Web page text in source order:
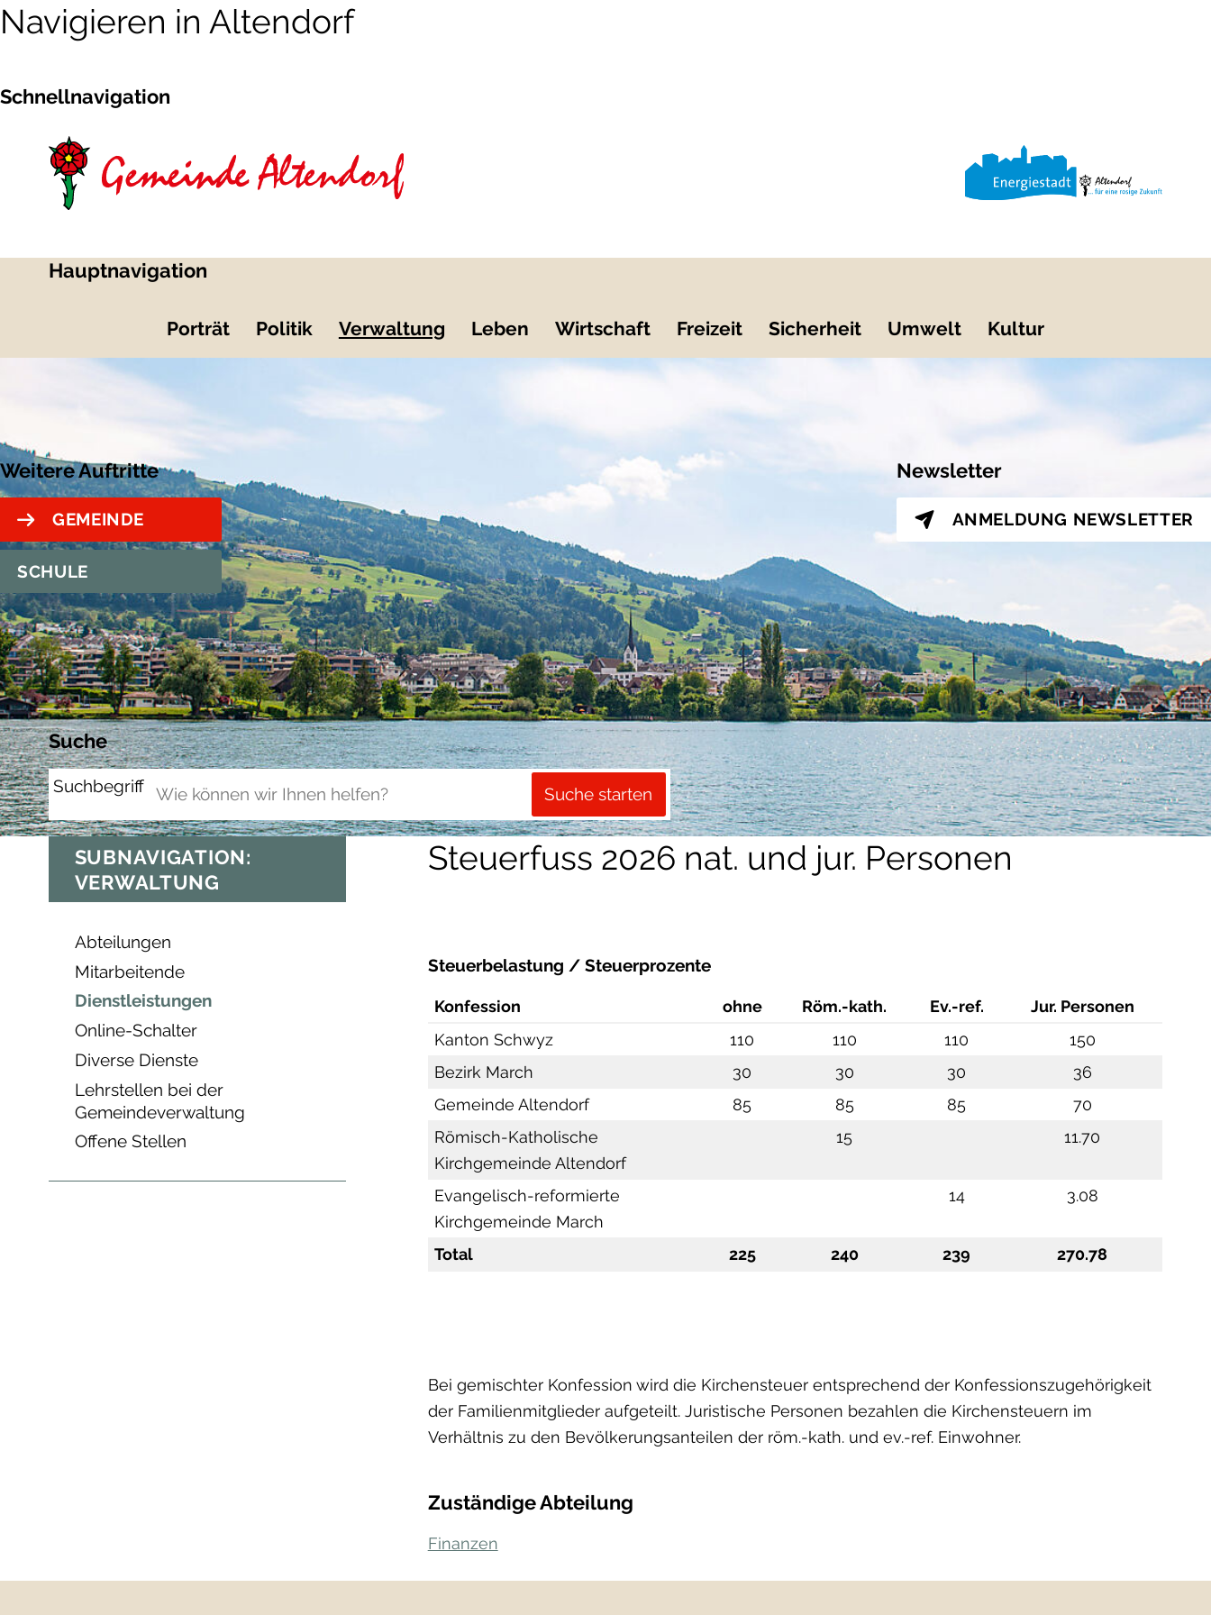
Navigieren in Altendorf
Schnellnavigation
Hauptnavigation
Porträt Politik Verwaltung Leben Wirtschaft Freizeit Sicherheit Umwelt Kultur
Weitere Auftritte
GEMEINDE
SCHULE
Newsletter
ANMELDUNG NEWSLETTER
Suche
Suchbegriff Suche starten
SUBNAVIGATION:
VERWALTUNG
Abteilungen
Mitarbeitende
Dienstleistungen
Online-Schalter
Diverse Dienste
Lehrstellen bei der
Gemeindeverwaltung
Offene Stellen
Steuerfuss 2026 nat. und jur. Personen
Steuerbelastung / Steuerprozente
Konfession ohne Röm.-kath. Ev.-ref.
Jur. Personen
Kanton Schwyz
110 110 110
150
Bezirk March
30 30 30
36
Gemeinde Altendorf
85 85 85
70
Römisch-Katholische
Kirchgemeinde Altendorf
15 11.70
Evangelisch-reformierte
Kirchgemeinde March
14 3.08
Total 225 240 239 270.78
Bei gemischter Konfession wird die Kirchensteuer entsprechend der Konfessionszugehörigkeit
der Familienmitglieder aufgeteilt. Juristische Personen bezahlen die Kirchensteuern im
Verhältnis zu den Bevölkerungsanteilen der röm.-kath. und ev.-ref. Einwohner.
Zuständige Abteilung
Finanzen